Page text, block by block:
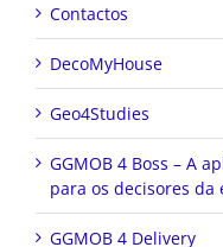
Contactos
DecoMyHouse
Geo4Studies
GGMOB 4 Boss – A
para os decisores da
GGMOB 4 Delivery